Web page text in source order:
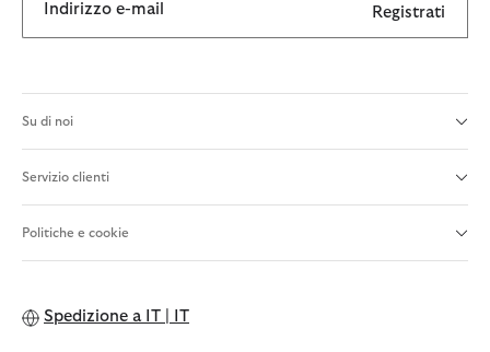
Indirizzo e-mail Registrati
Su di noi
Servizio clienti
Politiche e cookie
Spedizione a IT | IT